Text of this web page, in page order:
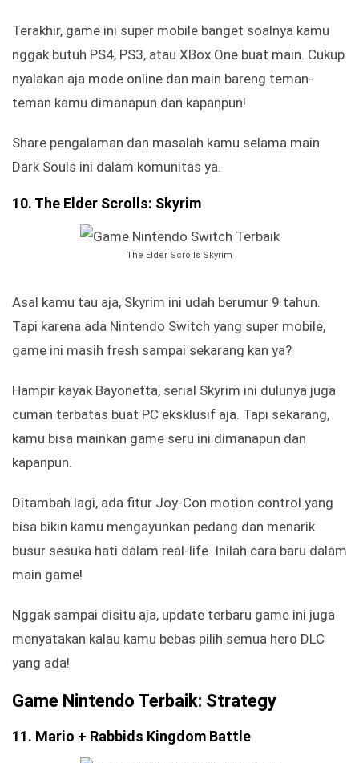
Terakhir, game ini super mobile banget soalnya kamu
nggak butuh PS4, PS3, atau XBox One buat main. Cukup
nyalakan aja mode online dan main bareng teman-
teman kamu dimanapun dan kapanpun!
Share pengalaman dan masalah kamu selama main
Dark Souls ini dalam komunitas ya.
10. The Elder Scrolls: Skyrim
The Elder Scrolls Skyrim
Asal kamu tau aja, Skyrim ini udah berumur 9 tahun.
Tapi karena ada Nintendo Switch yang super mobile,
game ini masih fresh sampai sekarang kan ya?
Hampir kayak Bayonetta, serial Skyrim ini dulunya juga
cuman terbatas buat PC eksklusif aja. Tapi sekarang,
kamu bisa mainkan game seru ini dimanapun dan
kapanpun.
Ditambah lagi, ada fitur Joy-Con motion control yang
bisa bikin kamu mengayunkan pedang dan menarik
busur sesuka hati dalam real-life. Inilah cara baru dalam
main game!
Nggak sampai disitu aja, update terbaru game ini juga
menyatakan kalau kamu bebas pilih semua hero DLC
yang ada!
Game Nintendo Terbaik: Strategy
11. Mario + Rabbids Kingdom Battle